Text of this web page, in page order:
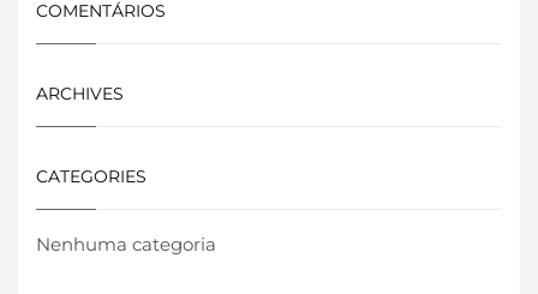
COMENTÁRIOS
ARCHIVES
CATEGORIES
Nenhuma categoria